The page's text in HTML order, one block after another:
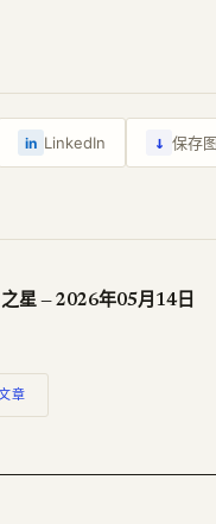
in LinkedIn ↓ 保存
星 — 2026年05月14日
章